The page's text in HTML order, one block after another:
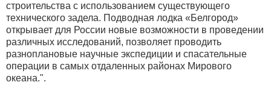
строительства с использованием существующего
технического задела. Подводная лодка «Белгород»
открывает для России новые возможности в проведении
различных исследований, позволяет проводить
разноплановые научные экспедиции и спасательные
операции в самых отдаленных районах Мирового
океана.".